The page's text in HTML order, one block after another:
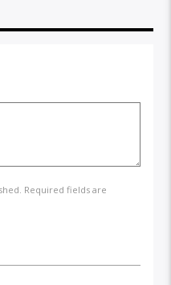
Required fields are